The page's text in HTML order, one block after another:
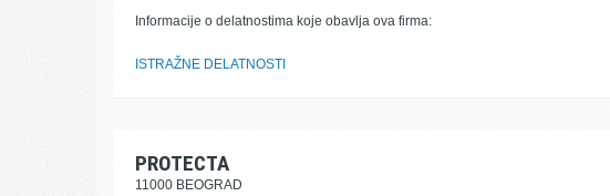
Informacije o delatnostima koje obavlja ova firma:
ISTRAŽNE DELATNOSTI
PROTECTA
11000 BEOGRAD